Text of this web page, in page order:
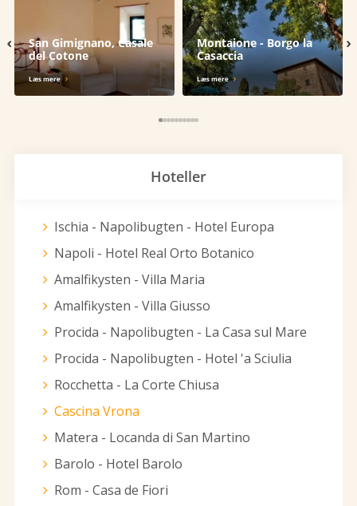
San Gimignano, Casale
del Cotone
Læs mere
Montaione - Borgo la
Casaccia
Læs mere
‹ ›
Hoteller
Ischia - Napolibugten - Hotel Europa
Napoli - Hotel Real Orto Botanico
Amalfikysten - Villa Maria
Amalfikysten - Villa Giusso
Procida - Napolibugten - La Casa sul Mare
Procida - Napolibugten - Hotel 'a Sciulia
Rocchetta - La Corte Chiusa
Cascina Vrona
Matera - Locanda di San Martino
Barolo - Hotel Barolo
Rom - Casa de Fiori